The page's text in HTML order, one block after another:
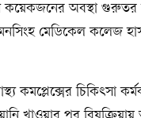
কয়েকজনের অবস্থা গুরুতর
মেডিকেল কলেজ
কমপ্লেক্সের চিকিৎসা